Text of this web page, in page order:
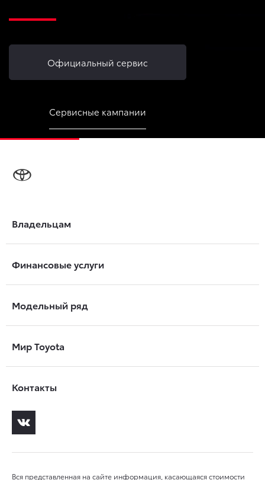
Официальный сервис
Сервисные кампании
Владельцам
Финансовые услуги
Модельный ряд
Мир Toyota
Контакты
Вся представленная на сайте информация, касающаяся стоимости